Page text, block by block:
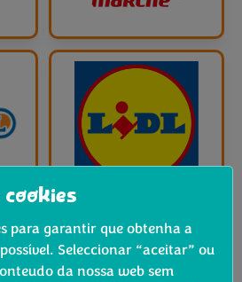
para garantir que obtenha a
Seleccionar “aceitar” ou
da nossa web sem